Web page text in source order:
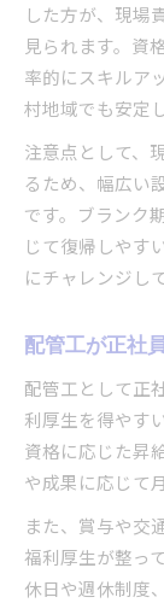
した方が、現場
見られます。資
率的にスキルア
村地域でも安定
注意点として、
るため、幅広い
です。ブランク
じて復帰しやす
にチャレンジし
配管工が正社
配管工として正
利厚生を得やす
資格に応じた昇
や成果に応じて
また、賞与や交
福利厚生が整っ
休日や週休制度